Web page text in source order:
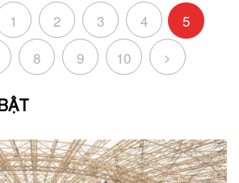
1 2 3 4
5
8 9 10